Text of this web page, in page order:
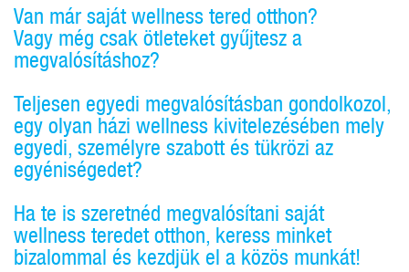
Van már saját wellness tered otthon?
Vagy még csak ötleteket gyűjtesz a
megvalósításhoz?
Teljesen egyedi megvalósításban gondolkozol,
egy olyan házi wellness kivitelezésében mely
egyedi, személyre szabott és tükrözi az
egyéniségedet?
Ha te is szeretnéd megvalósítani saját
wellness teredet otthon, keress minket
bizalommal és kezdjük el a közös munkát!